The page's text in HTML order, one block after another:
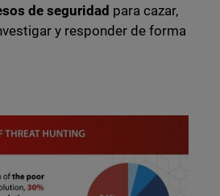
de seguridad para cazar,
y responder de forma